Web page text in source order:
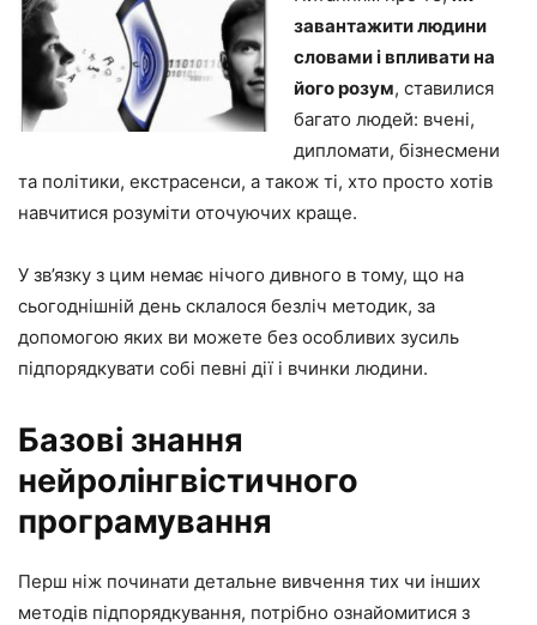
завантажити людини
словами і впливати на
його розум, ставилися
багато людей: вчені,
дипломати, бізнесмени
та політики, екстрасенси, а також ті, хто просто хотів
навчитися розуміти оточуючих краще.
У зв’язку з цим немає нічого дивного в тому, що на
сьогоднішній день склалося безліч методик, за
допомогою яких ви можете без особливих зусиль
підпорядкувати собі певні дії і вчинки людини.
Базові знання
нейролінгвістичного
програмування
Перш ніж починати детальне вивчення тих чи інших
методів підпорядкування, потрібно ознайомитися з